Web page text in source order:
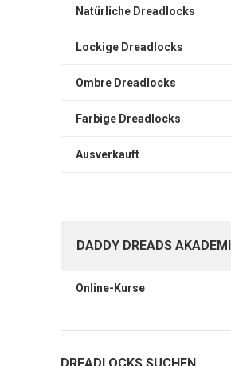
Natürliche Dreadlocks
Lockige Dreadlocks
Ombre Dreadlocks
Farbige Dreadlocks
Ausverkauft
DADDY DREADS
Online-Kurse